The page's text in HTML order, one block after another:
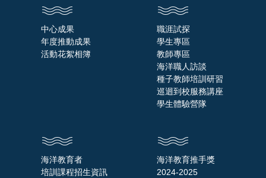
中心成果
年度推動成果
活動花絮相簿
職涯試探
學生專區
教師專區
海洋職人訪談
種子教師培訓研習
巡迴到校服務講座
學生體驗營隊
海洋教育者
培訓課程招生資訊
海洋教育推手獎
2024-2025